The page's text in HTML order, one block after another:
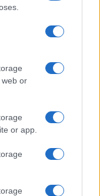
web or
or app.
de Webster Bank